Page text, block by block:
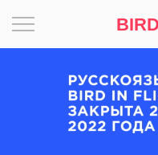
BIRD